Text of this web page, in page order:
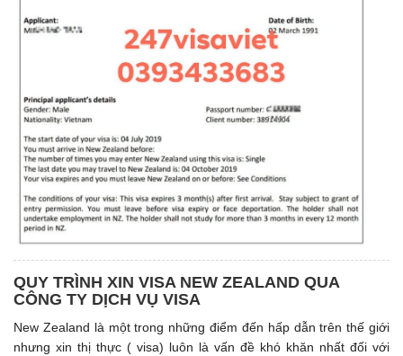
QUY TRÌNH XIN VISA NEW ZEALAND QUA
CÔNG TY DỊCH VỤ VISA
New Zealand là một trong những điểm đến hấp dẫn trên thế giới
nhưng xin thị thực ( visa) luôn là vấn đề khó khăn nhất đối với